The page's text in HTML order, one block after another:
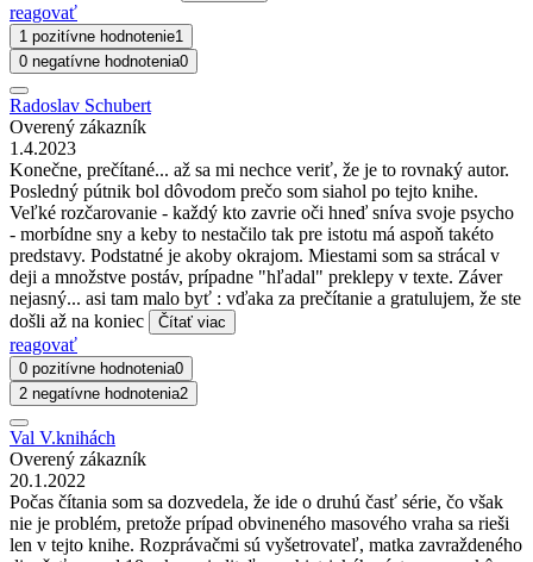
reagovať
1 pozitívne hodnotenie1
0 negatívne hodnotenia0
Radoslav Schubert
Overený zákazník
1.4.2023
Konečne, prečítané... až sa mi nechce veriť, že je to rovnaký autor.
Posledný pútnik bol dôvodom prečo som siahol po tejto knihe.
Veľké rozčarovanie - každý kto zavrie oči hneď sníva svoje psycho
- morbídne sny a keby to nestačilo tak pre istotu má aspoň takéto
predstavy. Podstatné je akoby okrajom. Miestami som sa strácal v
deji a množstve postáv, prípadne "hľadal" preklepy v texte. Záver
nejasný... asi tam malo byť : vďaka za prečítanie a gratulujem, že ste
došli až na koniec
Čítať viac
reagovať
0 pozitívne hodnotenia0
2 negatívne hodnotenia2
Val V.knihách
Overený zákazník
20.1.2022
Počas čítania som sa dozvedela, že ide o druhú časť série, čo však
nie je problém, pretože prípad obvineného masového vraha sa rieši
len v tejto knihe. Rozprávačmi sú vyšetrovateľ, matka zavraždeného